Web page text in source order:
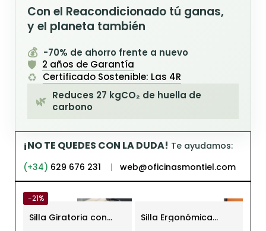
Con el Reacondicionado tú ganas,
y el planeta también
💰 -70% de ahorro frente a nuevo
🛡️ 2 años de Garantía
♻️ Certificado Sostenible: Las 4R
🌿 Reduces 27 kgCO₂ de huella de
carbono
¡NO TE QUEDES CON LA DUDA! Te ayudamos:
(+34) 629 676 231 | web@oficinasmontiel.com
-21%
Silla Giratoria con Silla Ergonómica